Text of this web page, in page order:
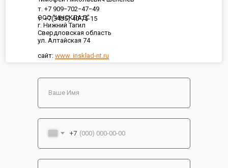
ООО "ИНСКЛАД"
г. Нижний Тагил
Свердловская область
ул. Алтайская 74
сайт: www. insklad-nt.ru
т. +7 909−702−47−49
т. +7(3435) 40-75-15
+7